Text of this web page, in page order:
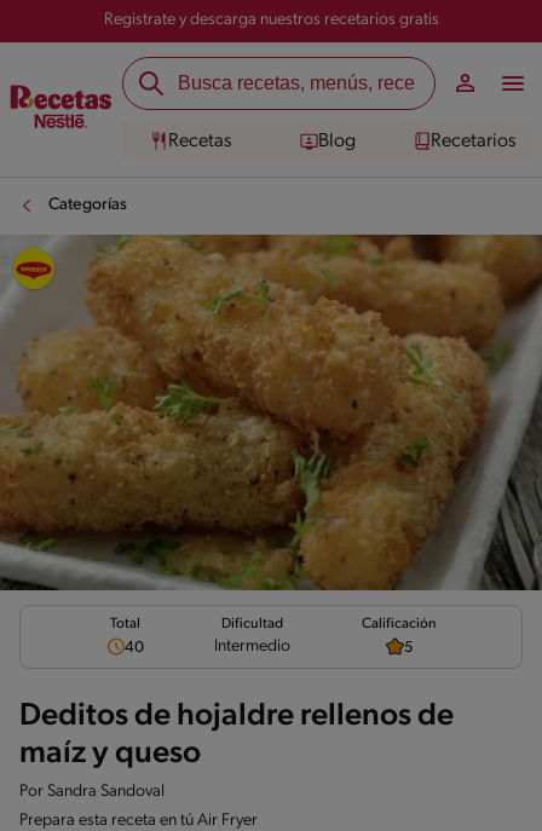
Registrate y descarga nuestros recetarios gratis
Recetas Blog Recetarios
Categorías
Total
40
Dificultad
Intermedio
Calificación
5
Deditos de hojaldre rellenos de
maíz y queso
Por Sandra Sandoval
Prepara esta receta en tú Air Fryer